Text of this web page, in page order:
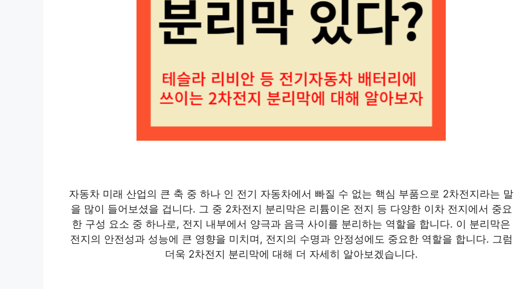
자동차 미래 산업의 큰 축 중 하나 인 전기 자동차에서 빠질 수 없는 핵심 부품으로 2차전지라는 말
을 많이 들어보셨을 겁니다. 그 중 2차전지 분리막은 리튬이온 전지 등 다양한 이차 전지에서 중요
한 구성 요소 중 하나로, 전지 내부에서 양극과 음극 사이를 분리하는 역할을 합니다. 이 분리막은
전지의 안전성과 성능에 큰 영향을 미치며, 전지의 수명과 안정성에도 중요한 역할을 합니다. 그럼
더욱 2차전지 분리막에 대해 더 자세히 알아보겠습니다.